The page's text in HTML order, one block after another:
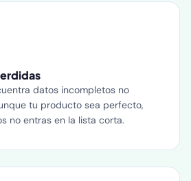
datos incompletos no
tu producto sea perfecto,
no entras en la lista corta.